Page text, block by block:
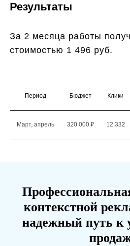
Результаты
За 2 месяца работы
стоимостью 1 496 руб.
Период Бюджет Клики
Март, апрель 320 000 ₽ 12 332
контекстной
надежный путь к